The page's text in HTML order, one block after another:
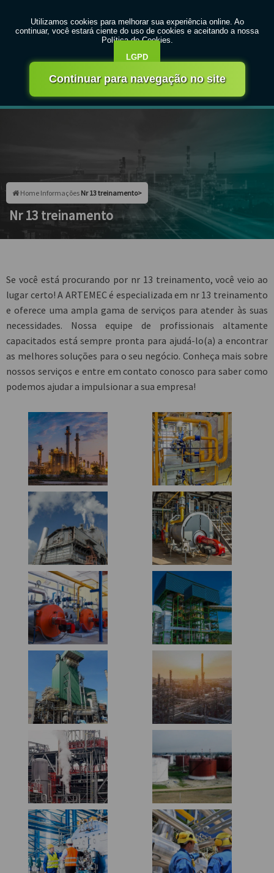
MENU
Entre em contato com um de nossos especialistas!
Home Informações Nr 13 treinamento>
Nr 13 treinamento
Se você está procurando por nr 13 treinamento, você veio ao
lugar certo! A ARTEMEC é especializada em nr 13 treinamento
e oferece uma ampla gama de serviços para atender às suas
necessidades. Nossa equipe de profissionais altamente
capacitados está sempre pronta para ajudá-lo(a) a encontrar
as melhores soluções para o seu negócio. Conheça mais sobre
nossos serviços e entre em contato conosco para saber como
podemos ajudar a impulsionar a sua empresa!